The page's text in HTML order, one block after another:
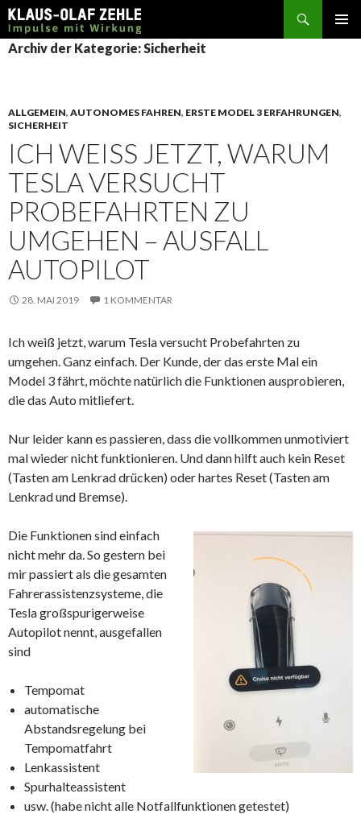
Suchen
SPRINGE
ZUM
Archiv der Kategorie: Sicherheit
ALLGEMEIN, AUTONOMES FAHREN, ERSTE MODEL 3 ERFAHRUNGEN,
SICHERHEIT
ICH WEISS JETZT, WARUM T
ESLA VERSUCHT P
ROBEFAHRTEN ZU U
MGEHEN – AUSFALL A
UTOPILOT
28. MAI 2019 1 KOMMENTAR
Ich weiß jetzt, warum Tesla versucht Probefahrten zu
umgehen. Ganz einfach. Der Kunde, der das erste Mal ein
Model 3 fährt, möchte natürlich die Funktionen ausprobieren,
die das Auto mitliefert.
Nur leider kann es passieren, dass die vollkommen unmotiviert
mal wieder nicht funktionieren. Und dann hilft auch kein Reset
(Tasten am Lenkrad drücken) oder hartes Reset (Tasten am
Lenkrad und Bremse).
Die Funktionen sind einfach
nicht mehr da. So gestern bei
mir passiert als die gesamten
Fahrerassistenzsysteme, die
Tesla großspurigerweise
Autopilot nennt, ausgefallen
sind
Tempomat
automatische
Abstandsregelung bei
Tempomatfahrt
Lenkassistent
Spurhalteassistent
usw. (habe nicht alle Notfallfunktionen getestet)